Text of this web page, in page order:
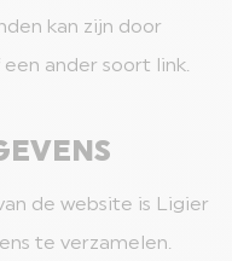
kan zijn door
ander soort link.
de website is Ligier
te verzamelen.